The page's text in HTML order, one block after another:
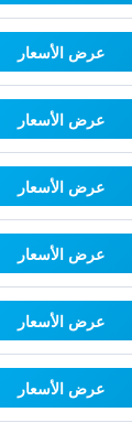
عرض الأسعار
عرض الأسعار
عرض الأسعار
عرض الأسعار
عرض الأسعار
عرض الأسعار